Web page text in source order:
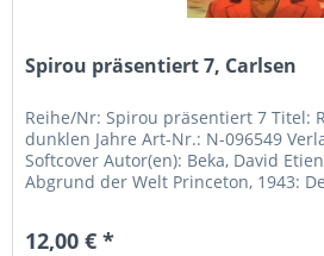
Spirou präsentiert 7, Carlsen
Reihe/Nr: Spirou präsentiert 7 Titel:
dunklen Jahre Art-Nr.: N-096549
Softcover Autor(en): Beka, David
Abgrund der Welt Princeton, 1943:
12,00 € *